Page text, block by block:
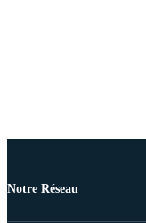
Notre Réseau